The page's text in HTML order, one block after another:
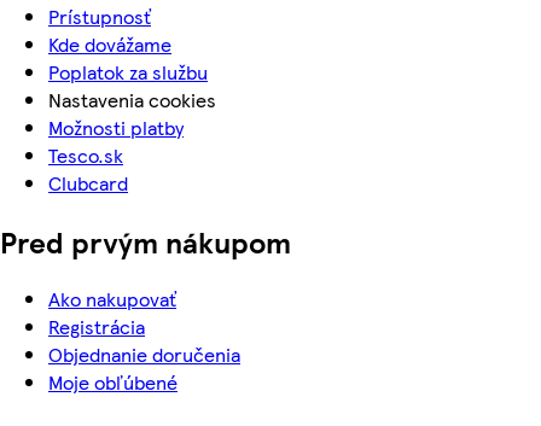
Prístupnosť
Kde dovážame
Poplatok za službu
Nastavenia cookies
Možnosti platby
Tesco.sk
Clubcard
Pred prvým nákupom
Ako nakupovať
Registrácia
Objednanie doručenia
Moje obľúbené